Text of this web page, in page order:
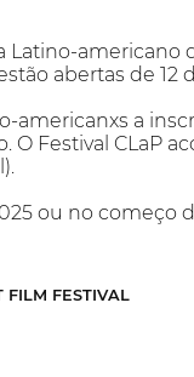
americano
abertas de
americanxs a
Festival CLaP
ou no
FILM FESTIVAL